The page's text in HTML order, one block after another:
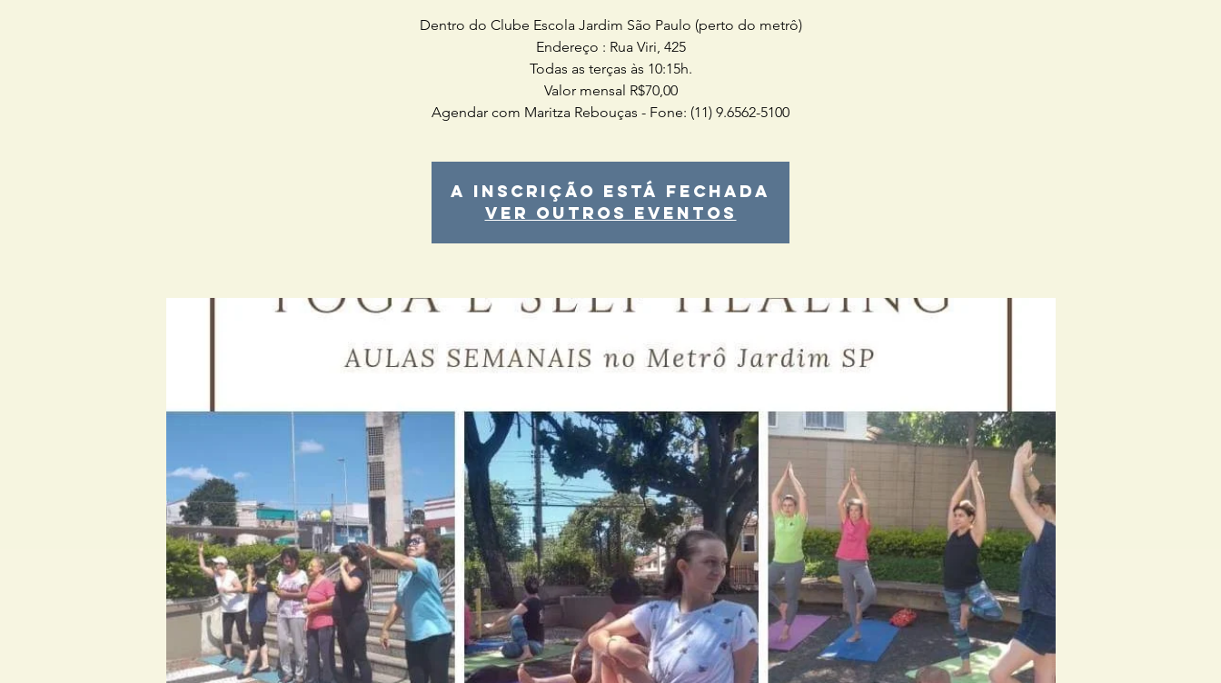
Dentro do Clube Escola Jardim São Paulo (perto do metrô)
Endereço : Rua Viri, 425
Todas as terças às 10:15h.
Valor mensal R$70,00
Agendar com Maritza Rebouças - Fone: (11) 9.6562-5100
A inscrição está fechada
Ver outros eventos